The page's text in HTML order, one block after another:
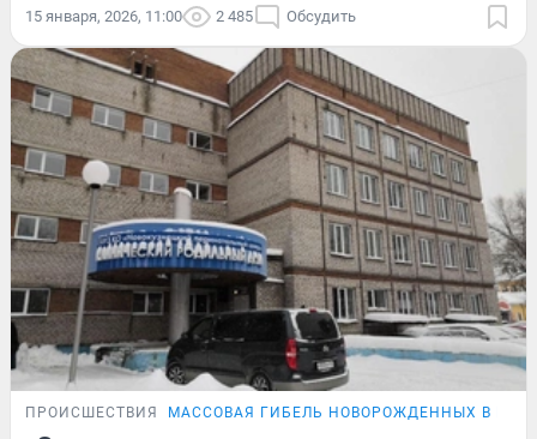
15 января, 2026, 11:00 2 485 Обсудить
ПРОИСШЕСТВИЯ МАССОВАЯ ГИБЕЛЬ НОВОРОЖДЕННЫХ В